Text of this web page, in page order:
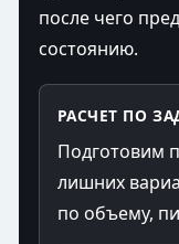
после чего
состоянию.
РАСЧЕТ ПО
Подготовим
лишних
по объему,